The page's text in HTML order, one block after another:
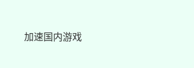
加速国内游戏